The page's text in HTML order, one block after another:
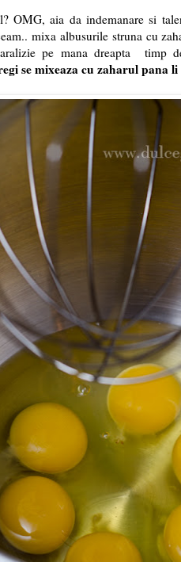
OMG, aia da indemanare si
mixa albusurile struna cu
pe mana dreapta timp
se mixeaza cu zaharul pana